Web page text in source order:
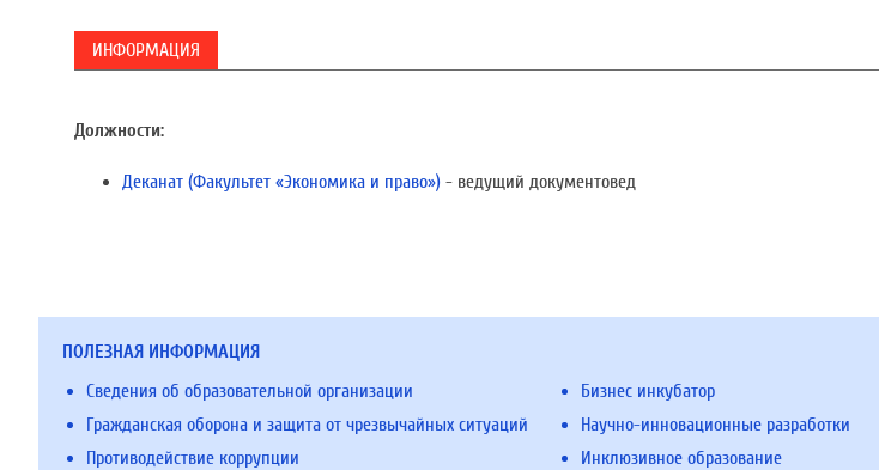
ИНФОРМАЦИЯ
Должности:
Деканат (Факультет «Экономика и право») - ведущий документовед
ПОЛЕЗНАЯ ИНФОРМАЦИЯ
Сведения об образовательной организации
Гражданская оборона и защита от чрезвычайных ситуаций
Противодействие коррупции
Бизнес инкубатор
Научно-инновационные разработки
Инклюзивное образование